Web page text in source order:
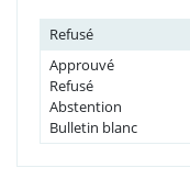
Refusé
Approuvé
Refusé
Abstention
Bulletin blanc